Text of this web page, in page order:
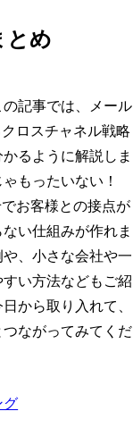
とめ
記事では、メール
ロスチャネル戦略
るように解説しま
もったいない！
お客様との接点が
い仕組みが作れま
、小さな会社や一
い方法などもご紹
から取り入れて、
ながってみてくだ
グ